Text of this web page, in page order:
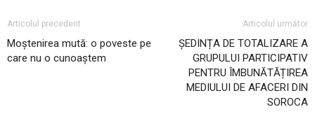
Articolul precedent
Moștenirea mută: o poveste pe
care nu o cunoaștem
Articolul următor
ȘEDINȚA DE TOTALIZARE A
GRUPULUI PARTICIPATIV
PENTRU ÎMBUNĂTĂȚIREA
MEDIULUI DE AFACERI DIN
SOROCA